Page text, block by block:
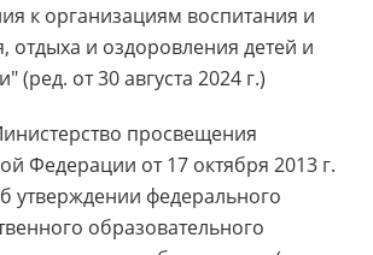
к организациям воспитания и
отдыха и оздоровления детей и
(ред. от 30 августа 2024 г.)
просвещения
Федерации от 17 октября 2013 г.
утверждении федерального
образовательного